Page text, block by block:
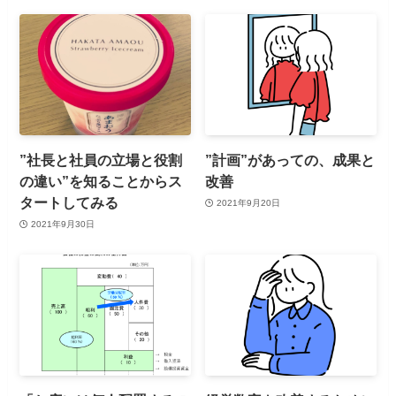
”社長と社員の立場と役割
の違い”を知ることからス
タートしてみる
2021年9月30日
”計画”があっての、成果と
改善
2021年9月20日